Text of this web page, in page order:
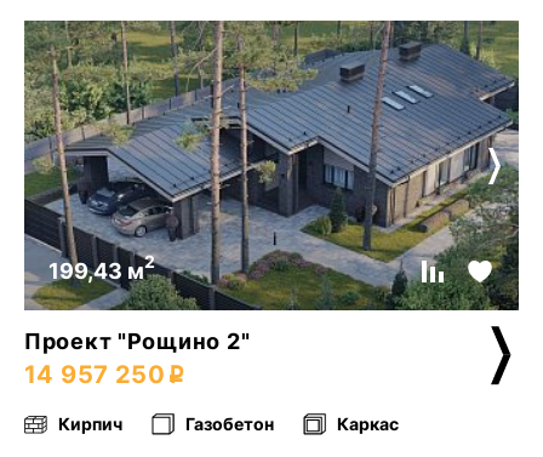
199,43 м2
Проект "Рощино 2"
14 957 250
Кирпич Газобетон Каркас